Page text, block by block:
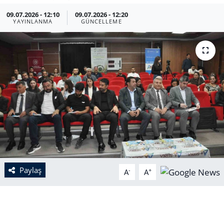
09.07.2026 - 12:10
YAYINLANMA
09.07.2026 - 12:20
GÜNCELLEME
Paylaş A- A+